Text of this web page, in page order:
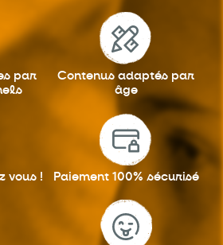
par
Contenus adaptés par
âge
vous ! Paiement 100% sécurisé